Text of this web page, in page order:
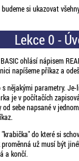
si ukazovat
Lekce 0 -
ohlásí nápisem
napíšeme příkaz a
nějakými parametry.
je v počítačích
sebe napsané v
do které si
už musí být
a končí.